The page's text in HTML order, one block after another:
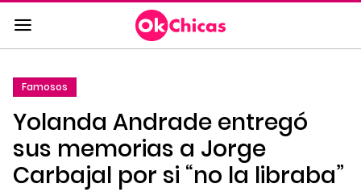
Saltar
al
contenido
a
la
navegación
principal
Famosos
Yolanda Andrade entregó
sus memorias a Jorge
Carbajal por si “no la libraba”